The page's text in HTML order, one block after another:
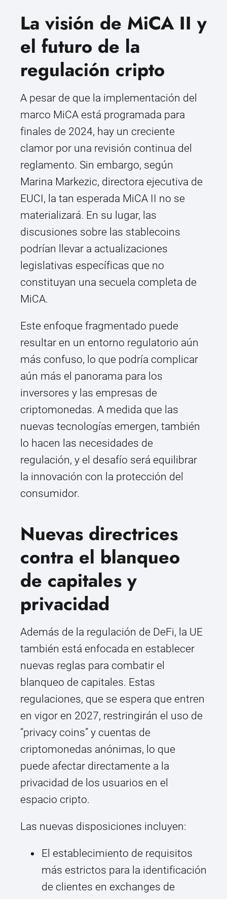
La visión de MiCA II y
el futuro de la
regulación cripto
A pesar de que la implementación del
marco MiCA está programada para
finales de 2024, hay un creciente
clamor por una revisión continua del
reglamento. Sin embargo, según
Marina Markezic, directora ejecutiva de
EUCI, la tan esperada MiCA II no se
materializará. En su lugar, las
discusiones sobre las stablecoins
podrían llevar a actualizaciones
legislativas específicas que no
constituyan una secuela completa de
MiCA.
Este enfoque fragmentado puede
resultar en un entorno regulatorio aún
más confuso, lo que podría complicar
aún más el panorama para los
inversores y las empresas de
criptomonedas. A medida que las
nuevas tecnologías emergen, también
lo hacen las necesidades de
regulación, y el desafío será equilibrar
la innovación con la protección del
consumidor.
Nuevas directrices
contra el blanqueo
de capitales y
privacidad
Además de la regulación de DeFi, la UE
también está enfocada en establecer
nuevas reglas para combatir el
blanqueo de capitales. Estas
regulaciones, que se espera que entren
en vigor en 2027, restringirán el uso de
“privacy coins” y cuentas de
criptomonedas anónimas, lo que
puede afectar directamente a la
privacidad de los usuarios en el
espacio cripto.
Las nuevas disposiciones incluyen:
El establecimiento de requisitos
más estrictos para la identificación
de clientes en exchanges de